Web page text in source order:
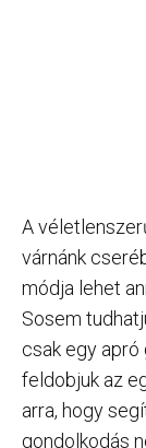
A
várnánk
módja lehet
Sosem
csak egy apró
feldobjuk az
arra, hogy
gondolkodás